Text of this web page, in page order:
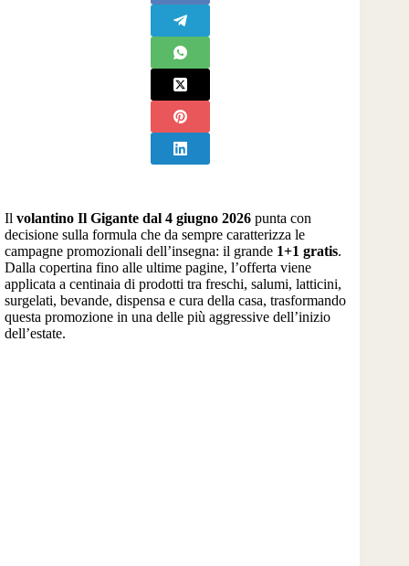
Il volantino Il Gigante dal 4 giugno 2026 punta con
decisione sulla formula che da sempre caratterizza le
campagne promozionali dell’insegna: il grande 1+1 gratis.
Dalla copertina fino alle ultime pagine, l’offerta viene
applicata a centinaia di prodotti tra freschi, salumi, latticini,
surgelati, bevande, dispensa e cura della casa, trasformando
questa promozione in una delle più aggressive dell’inizio
dell’estate.